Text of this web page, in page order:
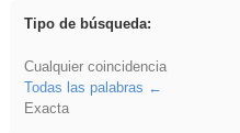
Tipo de búsqueda:
Cualquier coincidencia
Todas las palabras
Exacta